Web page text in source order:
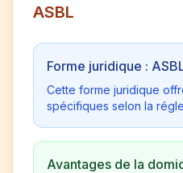
ASBL
Forme juridique :
Cette forme juridique
spécifiques selon la
Avantages de la